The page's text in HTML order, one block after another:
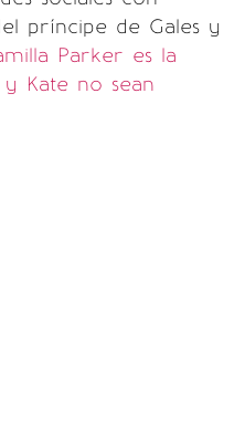
príncipe de Gales y
Parker es la
Kate no sean